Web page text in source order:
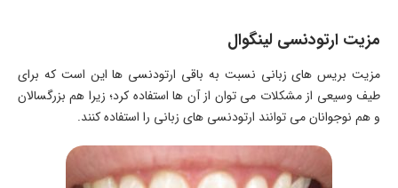
مزیت ارتودنسی لینگوال
مزیت بریس های زبانی نسبت به باقی ارتودنسی ها این است که برای
طیف وسیعی از مشکلات می توان از آن ها استفاده کرد؛ زیرا هم بزرگسالان
و هم نوجوانان می توانند ارتودنسی های زبانی را استفاده کنند.